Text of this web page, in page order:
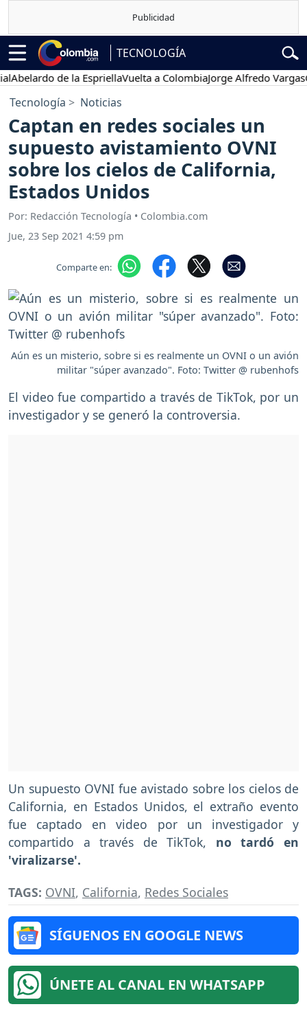
TECNOLOGÍA
de la EspriellaVuelta a ColombiaJorge Alfredo Vargas
Tecnología Noticias
Captan en redes sociales un
supuesto avistamiento OVNI
sobre los cielos de California,
Estados Unidos
Por: Redacción Tecnología • Colombia.com
Jue, 23 Sep 2021 4:59 pm
Comparte en:
Aún es un misterio, sobre si es realmente un OVNI o un avión
militar "súper avanzado". Foto: Twitter @ rubenhofs
El video fue compartido a través de TikTok, por un
investigador y se generó la controversia.
Un supuesto OVNI fue avistado sobre los cielos de
California, en Estados Unidos, el extraño evento
fue captado en video por un investigador y
compartido a través de TikTok, no tardó en
'viralizarse'.
TAGS: OVNI, California, Redes Sociales
SÍGUENOS EN GOOGLE NEWS
ÚNETE AL CANAL EN WHATSAPP